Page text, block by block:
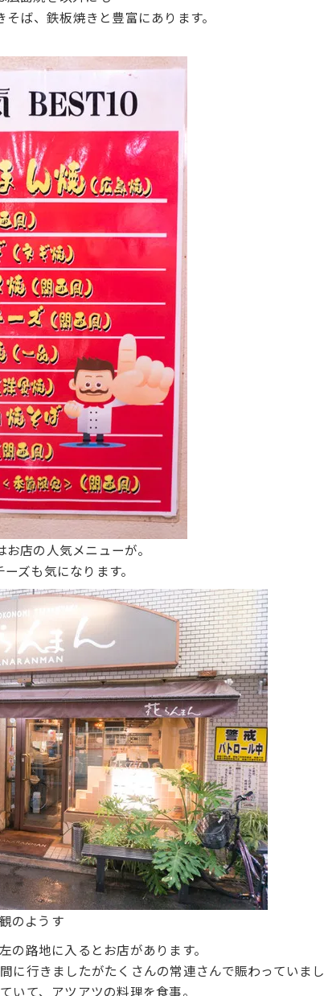
ば、鉄板焼きと豊富にあります。
店の人気メニューが。
ズも気になります。
のようす
路地に入るとお店があります。
に行きましたがたくさんの常連さんで賑わっていまし
いて、アツアツの料理を食事。